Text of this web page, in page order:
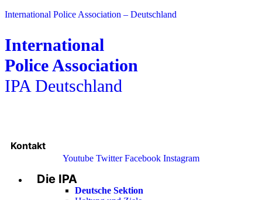
International Police Association – Deutschland
International
Police Association
IPA Deutschland
Kontakt
Youtube Twitter Facebook Instagram
Menu
Die IPA
Deutsche Sektion